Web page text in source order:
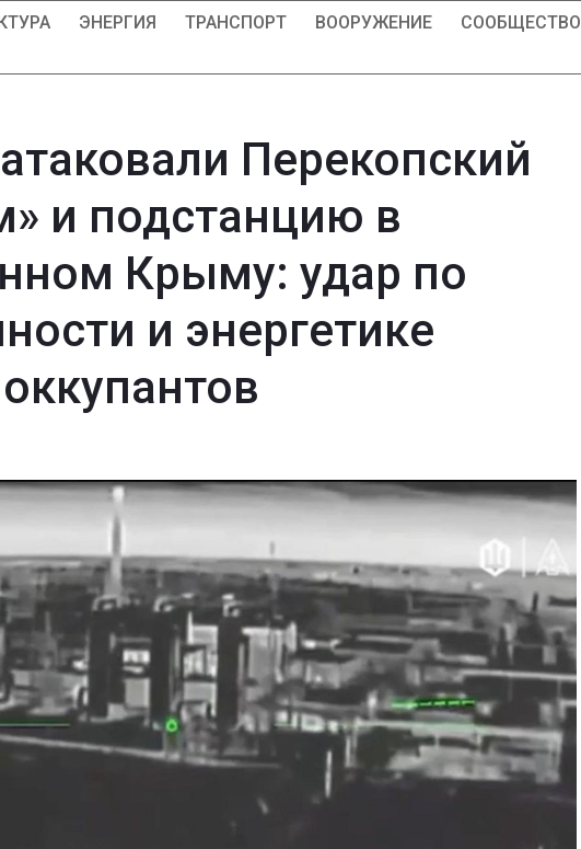
ЭНЕРГИЯ ТРАНСПОРТ ВООРУЖЕНИЕ
СООБЩЕСТВО
Перекопский
и подстанцию в
Крыму: удар по
и энергетике